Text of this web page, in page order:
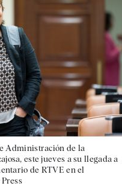
Administración de la
este jueves a su llegada a
de RTVE en el